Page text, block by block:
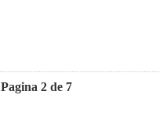
Pagina 2 de 7